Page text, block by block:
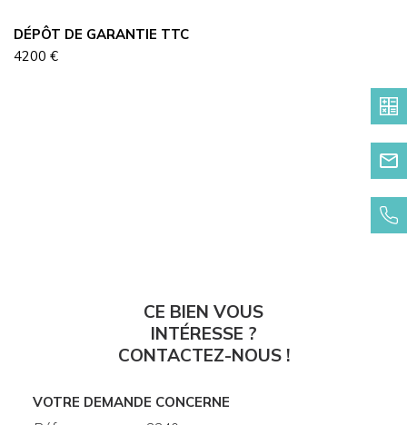
DÉPÔT DE GARANTIE TTC
4200 €
CE BIEN VOUS
INTÉRESSE ?
CONTACTEZ-NOUS !
VOTRE DEMANDE CONCERNE